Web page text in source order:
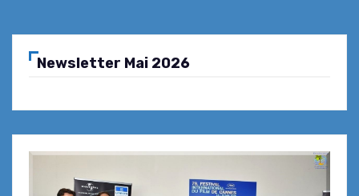
Newsletter Mai 2026